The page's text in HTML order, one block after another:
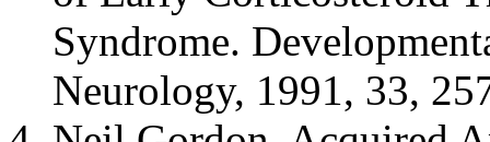
Syndrome.
Neurology, 1991, 33,